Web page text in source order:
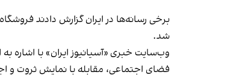
شد.
وب‌سایت خبری «آسیانیوز ایران» با اشاره
فضای اجتماعی، مقابله با نمایش ثروت و